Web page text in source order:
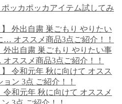
ポッカポッカアイテム試してみ
外出自粛 巣ごもり やりたい事
ススメ商品3点ご紹介！！
令和元年 秋に向けて オススメ